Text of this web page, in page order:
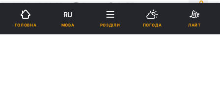
14:30, 10.06.22 2 хв. 6455
Підпишіться на нас в Google
ГОЛОВНА
RU
МОВА РОЗДІЛИ ПОГОДА ЛАЙТ